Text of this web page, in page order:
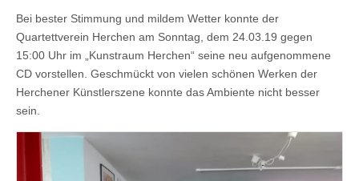
Bei bester Stimmung und mildem Wetter konnte der
Quartettverein Herchen am Sonntag, dem 24.03.19 gegen
15:00 Uhr im „Kunstraum Herchen“ seine neu aufgenommene
CD vorstellen. Geschmückt von vielen schönen Werken der
Herchener Künstlerszene konnte das Ambiente nicht besser
sein.